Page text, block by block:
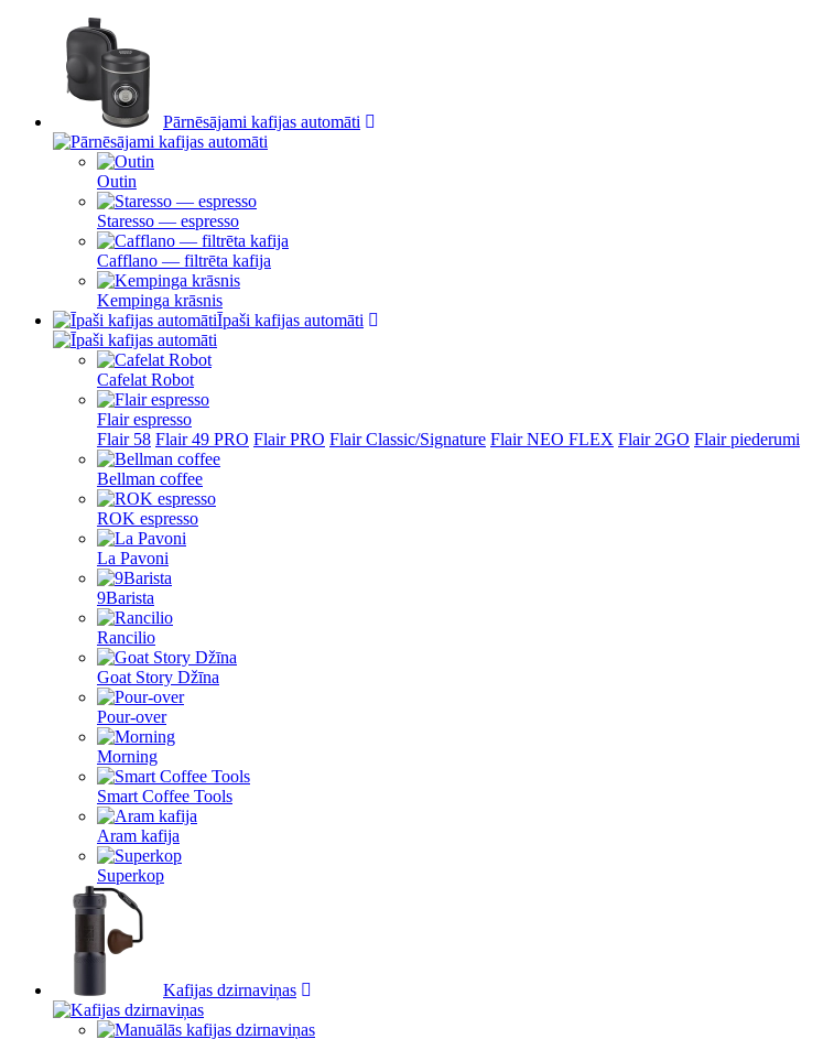
Pārnēsājami kafijas automāti
Outin
Staresso — espresso
Cafflano — filtrēta kafija
Kempinga krāsnis
Īpaši kafijas automāti
Cafelat Robot
Flair espresso
Flair 58 Flair 49 PRO Flair PRO Flair Classic/Signature Flair NEO FLEX Flair 2GO Flair piederumi
Bellman coffee
ROK espresso
La Pavoni
9Barista
Rancilio
Goat Story Džīna
Pour-over
Morning
Smart Coffee Tools
Aram kafija
Superkop
Kafijas dzirnaviņas